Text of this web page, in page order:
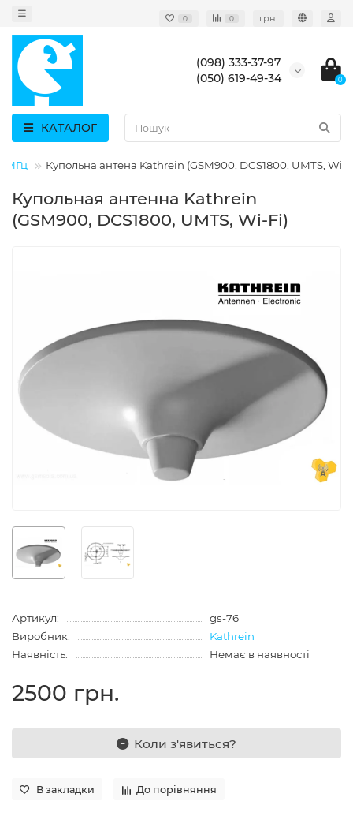
0 0 грн.
(098) 333-37-97
(050) 619-49-34
0
КАТАЛОГ
МГц Купольна антена Kathrein (GSM900, DCS1800, UMTS, Wi-
Купольная антенна Kathrein
(GSM900, DCS1800, UMTS, Wi-Fi)
Артикул:
gs-76
Виробник:
Kathrein
Наявність:
Немає в наявності
2500 грн.
Коли з'явиться?
В закладки До порівняння